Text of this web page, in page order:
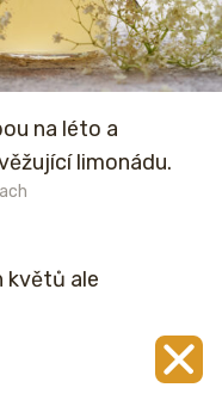
na léto a
limonádu.
květů ale